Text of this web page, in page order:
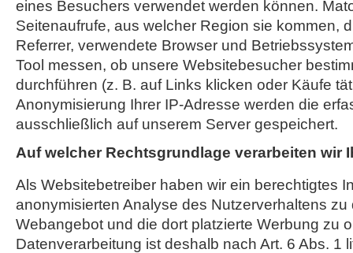
eines Besuchers verwendet werden können.
Seitenaufrufe, aus welcher Region sie kommen,
Referrer, verwendete Browser und
Tool messen, ob unsere Websitebesucher
durchführen (z. B. auf Links klicken oder Käufe
Anonymisierung Ihrer IP-Adresse werden die
ausschließlich auf unserem Server gespeichert.
Auf welcher Rechtsgrundlage verarbeiten wir
Als Websitebetreiber haben wir ein berechtigtes
anonymisierten Analyse des Nutzerverhaltens
Webangebot und die dort platzierte Werbung zu
Datenverarbeitung ist deshalb nach Art. 6 Abs. 1